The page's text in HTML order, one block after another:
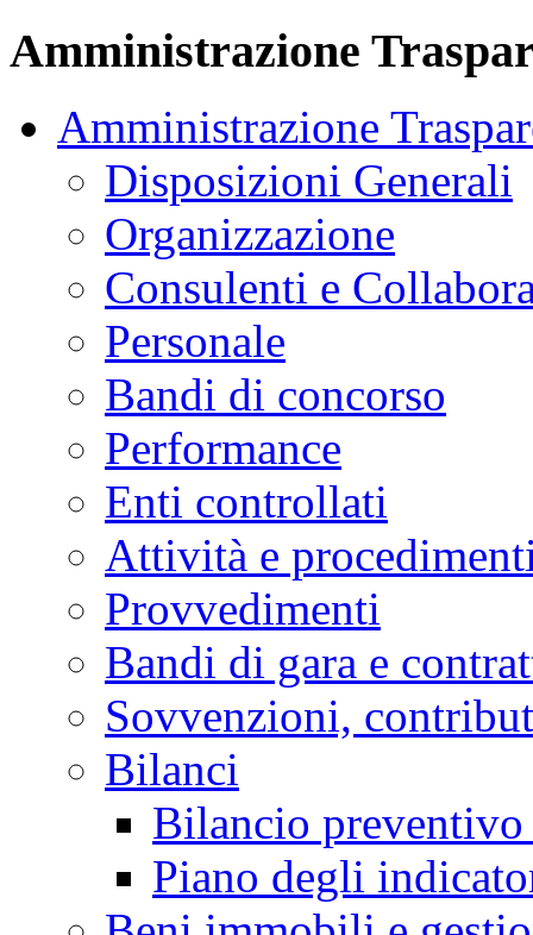
Amministrazione
Amministrazione
Disposizioni Generali
Organizzazione
Consulenti e
Personale
Bandi di concorso
Performance
Enti controllati
Attività e
Provvedimenti
Bandi di gara e
Sovvenzioni,
Bilanci
Bilancio
Piano degli